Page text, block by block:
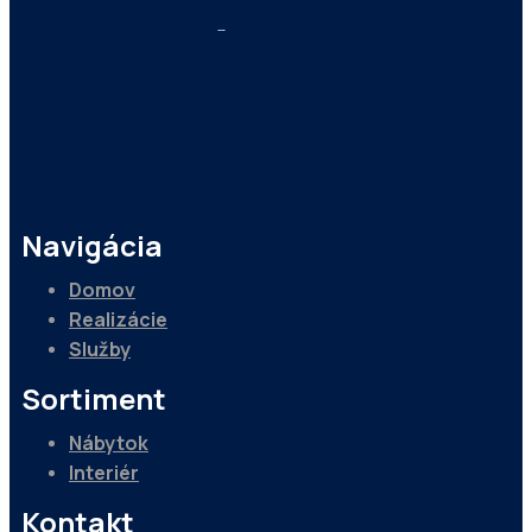
Navigácia
Domov
Realizácie
Služby
Sortiment
Nábytok
Interiér
Kontakt